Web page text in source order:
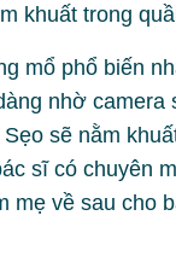
khuất trong
mổ phổ biến
nhờ
sẽ nằm
sĩ có chuyên
mẹ về sau cho